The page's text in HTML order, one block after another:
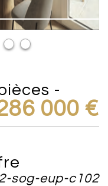
000 €
sog-eup-c102